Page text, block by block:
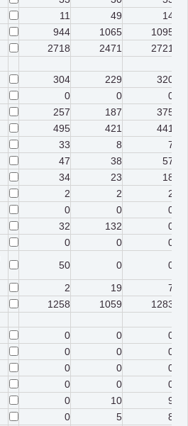
11 49
14
944 1065
1095
2718 2471
2721
304 229
320
0 0
0
257 187
375
495 421
441
33 8
7
47 38
57
34 23
18
2 2
2
0 0
0
32 132
0
0 0
0
50 0
0
2 19
7
1258 1059
1283
0 0
0
0 0
0
0 0
0
0 0
0
0 10
9
0 5
8